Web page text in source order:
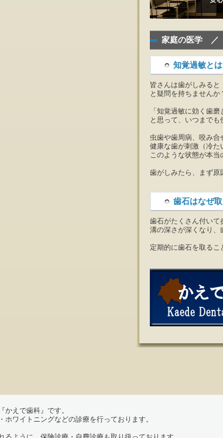
家庭の医学 ／
知覚過敏とは
皆さんは歯がしみると
と疑問を持ちませんか
「知覚過敏に効く歯
と思って、いつまでも
虫歯や歯周病、咬み合
健康な歯が刺激（冷た
このような状態が本当
歯がしみたら、まず原
歯石はなぜ
歯石がたくさん付いて
溝の深さが深くなり、
定期的に歯石を取るこ
かえで歯科』です。
ワイトニングなどの診療を行っております。